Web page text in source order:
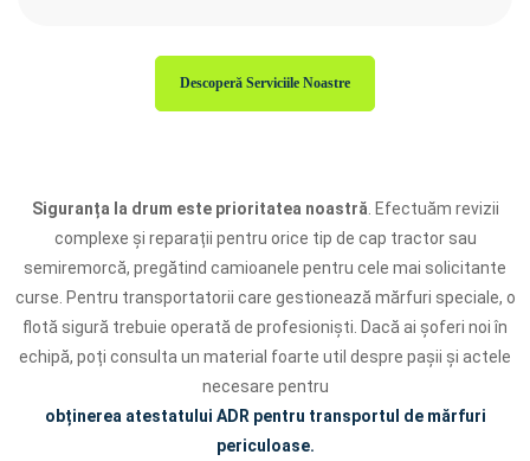
Descoperă Serviciile Noastre
Siguranța la drum este prioritatea noastră . Efectuăm revizii
complexe și reparații pentru orice tip de cap tractor sau
semiremorcă, pregătind camioanele pentru cele mai solicitante
curse. Pentru transportatorii care gestionează mărfuri speciale, o
flotă sigură trebuie operată de profesioniști. Dacă ai șoferi noi în
echipă, poți consulta un material foarte util despre pașii și actele
necesare pentru
obținerea atestatului ADR pentru transportul de mărfuri
periculoase.